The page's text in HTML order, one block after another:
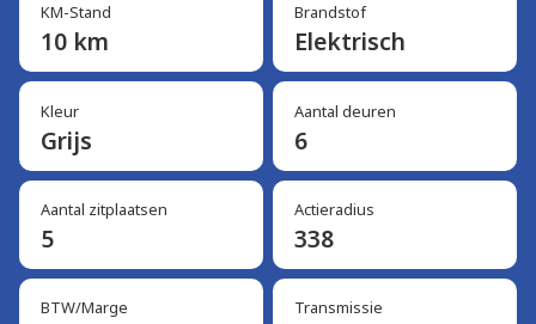
KM-Stand
10 km
Brandstof
Elektrisch
Kleur
Grijs
Aantal deuren
6
Aantal zitplaatsen
5
Actieradius
338
BTW/Marge Transmissie